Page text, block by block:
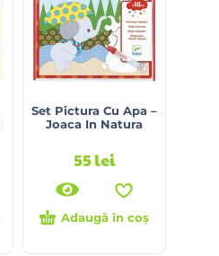
Set Pictura Cu Apa –
Joaca In Natura
55lei
Adaugă în coș